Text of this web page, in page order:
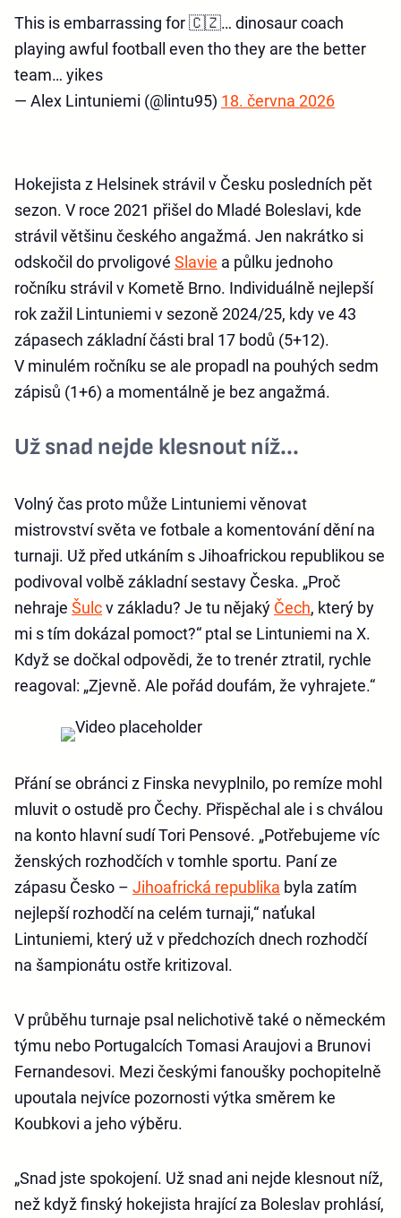
This is embarrassing for 🇨🇿… dinosaur coach
playing awful football even tho they are the better
team… yikes
— Alex Lintuniemi (@lintu95) 18. června 2026
Hokejista z Helsinek strávil v Česku posledních pět
sezon. V roce 2021 přišel do Mladé Boleslavi, kde
strávil většinu českého angažmá. Jen nakrátko si
odskočil do prvoligové Slavie a půlku jednoho
ročníku strávil v Kometě Brno. Individuálně nejlepší
rok zažil Lintuniemi v sezoně 2024/25, kdy ve 43
zápasech základní části bral 17 bodů (5+12).
V minulém ročníku se ale propadl na pouhých sedm
zápisů (1+6) a momentálně je bez angažmá.
Už snad nejde klesnout níž...
Volný čas proto může Lintuniemi věnovat
mistrovství světa ve fotbale a komentování dění na
turnaji. Už před utkáním s Jihoafrickou republikou se
podivoval volbě základní sestavy Česka. „Proč
nehraje Šulcv základu? Je tu nějaký Čech, který by
mi s tím dokázal pomoct?“ ptal se Lintuniemi na X.
Když se dočkal odpovědi, že to trenér ztratil, rychle
reagoval: „Zjevně. Ale pořád doufám, že vyhrajete.“
Přání se obránci z Finska nevyplnilo, po remíze mohl
mluvit o ostudě pro Čechy. Přispěchal ale i s chválou
na konto hlavní sudí Tori Pensové. „Potřebujeme víc
ženských rozhodčích v tomhle sportu. Paní ze
zápasu Česko – Jihoafrická republika byla zatím
nejlepší rozhodčí na celém turnaji,“ naťukal
Lintuniemi, který už v předchozích dnech rozhodčí
na šampionátu ostře kritizoval.
V průběhu turnaje psal nelichotivě také o německém
týmu nebo Portugalcích Tomasi Araujovi a Brunovi
Fernandesovi. Mezi českými fanoušky pochopitelně
upoutala nejvíce pozornosti výtka směrem ke
Koubkovi a jeho výběru.
„Snad jste spokojení. Už snad ani nejde klesnout níž,
než když finský hokejista hrající za Boleslav prohlásí,